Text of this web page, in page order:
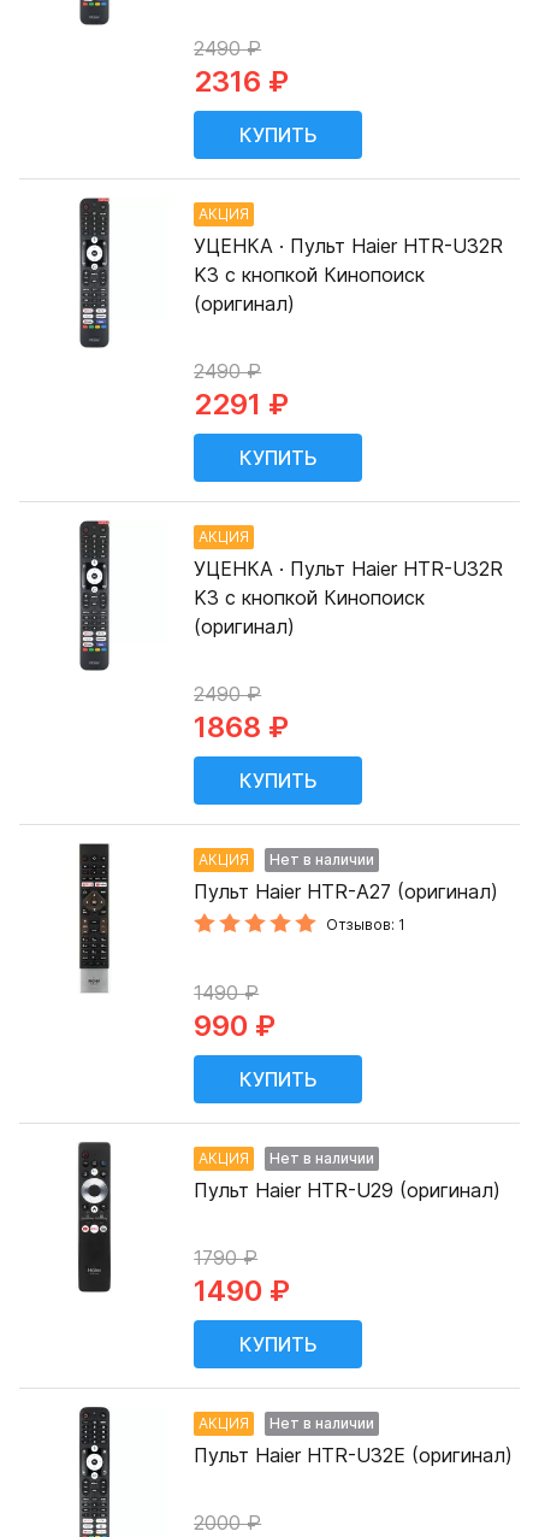
2490 ₽
2316 ₽
АКЦИЯ
УЦЕНКА · Пульт Haier HTR-U32R
K3 с кнопкой Кинопоиск
(оригинал)
2490 ₽
2291 ₽
АКЦИЯ
УЦЕНКА · Пульт Haier HTR-U32R
K3 с кнопкой Кинопоиск
(оригинал)
2490 ₽
1868 ₽
АКЦИЯ Нет в наличии
Пульт Haier HTR-A27 (оригинал)
Отзывов: 1
1490 ₽
990 ₽
АКЦИЯ Нет в наличии
Пульт Haier HTR-U29 (оригинал)
1790 ₽
1490 ₽
АКЦИЯ Нет в наличии
Пульт Haier HTR-U32E (оригинал)
2000 ₽